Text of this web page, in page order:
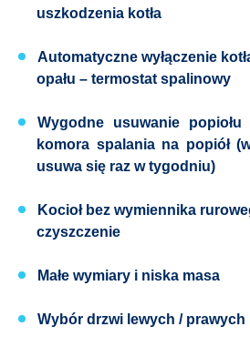
uszkodzenia kotła
Automatyczne wyłączenie
opału – termostat spalinowy
Wygodne usuwanie popiołu
komora spalania na popiół
usuwa się raz w tygodniu)
Kocioł bez wymiennika
czyszczenie
Małe wymiary i niska masa
Wybór drzwi lewych / prawych